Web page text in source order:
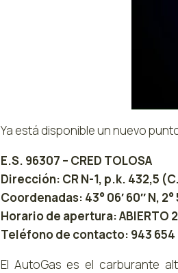
Ya está disponible un nuevo
E.S. 96307 – CRED TOLOSA
Dirección: CR N-1, p.k. 432,5
Coordenadas: 43° 06′ 60″ N, 2°
Horario de apertura: ABIERTO
Teléfono de contacto: 943 654
El AutoGas es el carburante